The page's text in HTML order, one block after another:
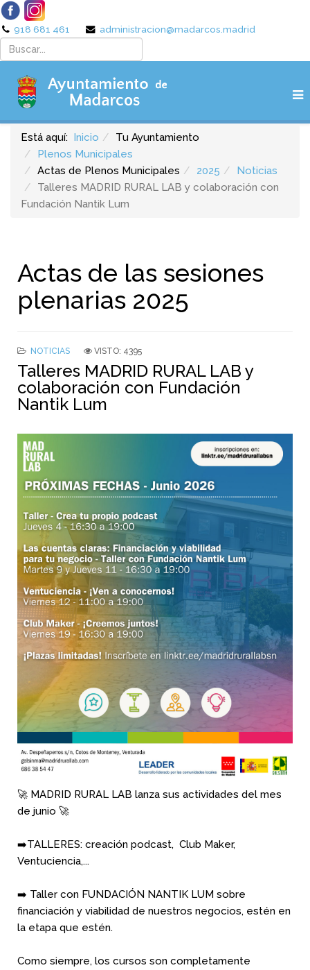
918 681 461 administracion@madarcos.madrid
Está aquí: Inicio
Tu Ayuntamiento
Plenos Municipales
Actas de Plenos Municipales
2025
Noticias
Talleres MADRID RURAL LAB y colaboración con
Fundación Nantik Lum
Actas de las sesiones
plenarias 2025
NOTICIAS VISTO: 4395
Talleres MADRID RURAL LAB y
colaboración con Fundación
Nantik Lum
🚀 MADRID RURAL LAB lanza sus actividades del mes
de junio 🚀
➡️TALLERES: creación podcast, Club Maker,
Ventuciencia,...
➡️ Taller con FUNDACIÓN NANTIK LUM sobre
financiación y viabilidad de nuestros negocios, estén en
la etapa que estén.
Como siempre, los cursos son completamente